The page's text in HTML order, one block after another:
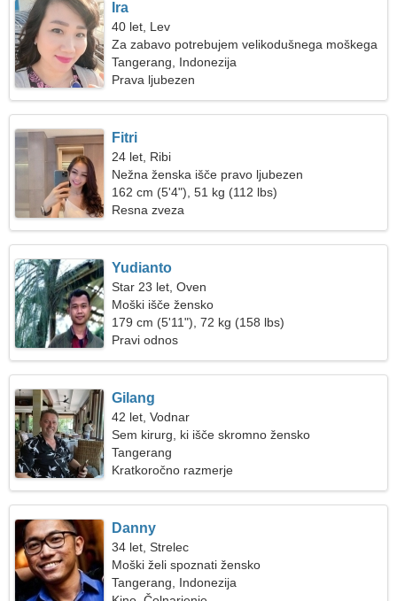
Ira
40 let, Lev
Za zabavo potrebujem velikodušnega moškega
Tangerang, Indonezija
Prava ljubezen
Fitri
24 let, Ribi
Nežna ženska išče pravo ljubezen
162 cm (5'4"), 51 kg (112 lbs)
Resna zveza
Yudianto
Star 23 let, Oven
Moški išče žensko
179 cm (5'11"), 72 kg (158 lbs)
Pravi odnos
Gilang
42 let, Vodnar
Sem kirurg, ki išče skromno žensko
Tangerang
Kratkoročno razmerje
Danny
34 let, Strelec
Moški želi spoznati žensko
Tangerang, Indonezija